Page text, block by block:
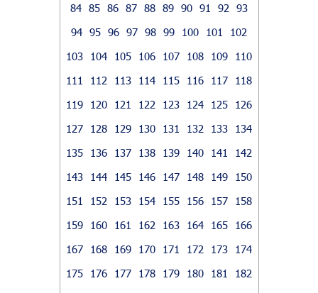
84 85 86 87 88 89 90 91 92
93
94 95 96 97 98 99 100 101
102
103
104 105 106 107 108 109
110
111
112 113 114 115 116 117
118
119
120 121 122 123 124 125
126
127
128 129 130 131 132 133
134
135
136 137 138 139 140 141
142
143
144 145 146 147 148 149
150
151
152 153 154 155 156 157
158
159
160 161 162 163 164 165
166
167
168 169 170 171 172 173
174
175
176 177 178 179 180 181
182